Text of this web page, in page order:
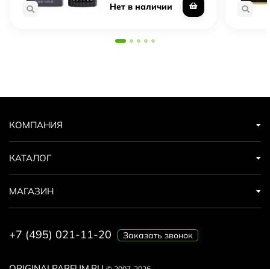
Нет в наличии
КОМПАНИЯ
КАТАЛОГ
МАГАЗИН
+7 (495) 021-11-20 Заказать звонок